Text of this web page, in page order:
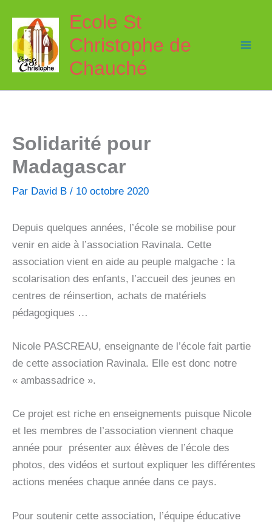
contenu
Ecole St
Christophe de
Chauché
Solidarité pour
Madagascar
Par David B / 10 octobre 2020
Depuis quelques années, l’école se mobilise pour
venir en aide à l’association Ravinala. Cette
association vient en aide au peuple malgache : la
scolarisation des enfants, l’accueil des jeunes en
centres de réinsertion, achats de matériels
pédagogiques …
Nicole PASCREAU, enseignante de l’école fait partie
de cette association Ravinala. Elle est donc notre
« ambassadrice ».
Ce projet est riche en enseignements puisque Nicole
et les membres de l’association viennent chaque
année pour présenter aux élèves de l’école des
photos, des vidéos et surtout expliquer les différentes
actions menées chaque année dans ce pays.
Pour soutenir cette association, l’équipe éducative